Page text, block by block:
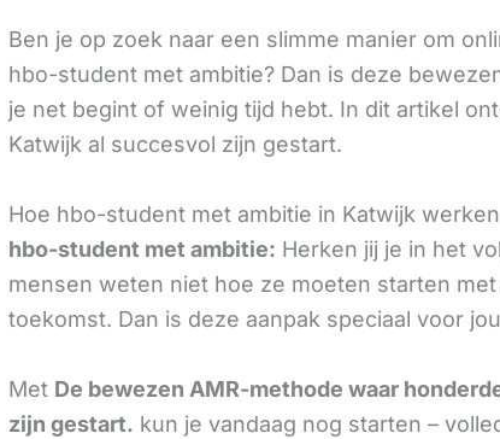
Ben je op zoek naar een slimme manier om
hbo-student met ambitie? Dan is deze
je net begint of weinig tijd hebt. In dit artikel
Katwijk al succesvol zijn gestart.
Hoe hbo-student met ambitie in Katwijk
hbo-student met ambitie: Herken jij je in het
mensen weten niet hoe ze moeten starten
toekomst. Dan is deze aanpak speciaal voor
Met De bewezen AMR-methode waar
zijn gestart. kun je vandaag nog starten –